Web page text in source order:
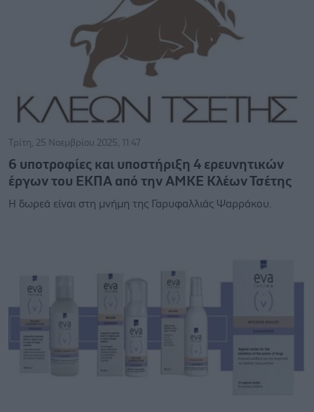
Τρίτη, 25 Νοεμβρίου 2025, 11:47
6 υποτροφίες και υποστήριξη 4 ερευνητικών
έργων του ΕΚΠΑ από την ΑΜΚΕ Κλέων Τσέτης
Η δωρεά είναι στη μνήμη της Γαρυφαλλιάς Ψαρράκου.